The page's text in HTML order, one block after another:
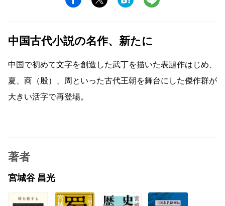
中国古代小説の名作、新たに
中国で初めて文字を創造した武丁を描いた表題作はじめ、
夏、商（殷）、周といった古代王朝を舞台にした傑作群が
大きい活字で再登場。
著者
宮城谷 昌光